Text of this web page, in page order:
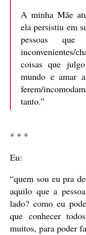
A minha Mãe
ela persistiu em
pessoas que
inconvenientes/
coisas que
mundo e amar
ferem/
tanto.”
* * *
Eu:
“quem sou eu pra
aquilo que a
lado? como eu
que conhecer
muitos, para poder